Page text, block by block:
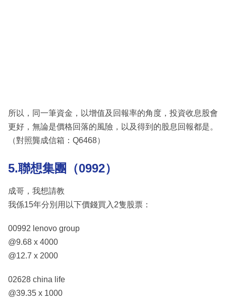
所以，同一筆資金，以增值及回報率的角度，投資收息股會
更好，無論是價格回落的風險，以及得到的股息回報都是。
（對照龔成信箱：Q6468）
5.聯想集團（0992）
成哥，我想請教
我係15年分別用以下價錢買入2隻股票：
00992 lenovo group
@9.68 x 4000
@12.7 x 2000
02628 china life
@39.35 x 1000